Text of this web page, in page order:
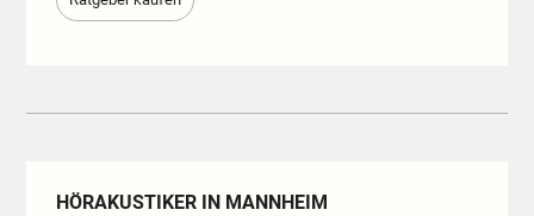
HÖRAKUSTIKER IN MANNHEIM